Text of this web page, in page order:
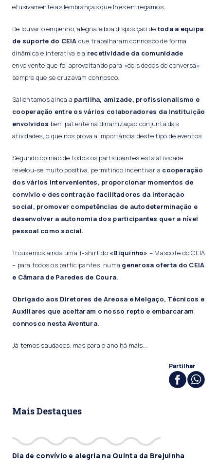
efusivamente as lembranças que lhes entregamos.
De louvar o empenho, alegria e boa disposição detoda a equipa
de suporte do CEIA que trabalharam connosco de forma
dinâmica e interativa e a recetividade da comunidade
envolvente que foi aproveitando para «dois dedos de conversa»
sempre que se cruzavam connosco.
Salientamos ainda a partilha, amizade, profissionalismo e
cooperação entre os vários colaboradores da Instituição
envolvidos bem patente na dinamização conjunta das
atividades, o que nos prova a importância deste tipo de eventos.
Segundo opinião de todos os participantes esta atividade
revelou-se muito positiva, permitindo incentivar a cooperação
dos vários intervenientes, proporcionar momentos de
convívio e descontração facilitadores da interação
social, promover competências de autodeterminação e
desenvolver a autonomia dos participantes quer a nível
pessoal como social.
Trouxemos ainda uma T-shirt do«Biquinho» – Mascote do CEIA
– para todos os participantes, numa generosa oferta do CEIA
e Câmara de Paredes de Coura.
Obrigado aos Diretores de Areosa e Melgaço, Técnicos e
Auxiliares que aceitaram o nosso repto e embarcaram
connosco nesta Aventura.
Já temos saudades, mas para o ano há mais…
Partilhar
Mais Destaques
Dia de convívio e alegria na Quinta da Brejuinha